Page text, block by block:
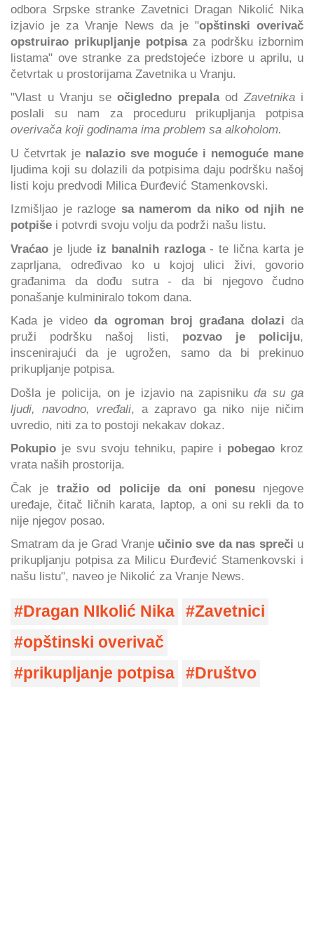
odbora Srpske stranke Zavetnici Dragan Nikolić Nika
izjavio je za Vranje News da je "opštinski overivač
opstruirao prikupljanje potpisa za podršku izbornim
listama" ove stranke za predstojeće izbore u aprilu, u
četvrtak u prostorijama Zavetnika u Vranju.
"Vlast u Vranju se očigledno prepalaod Zavetnika i
poslali su nam za proceduru prikupljanja potpisa
overivača koji godinama ima problem sa alkoholom.
U četvrtak je nalazio sve moguće i nemoguće mane
ljudima koji su dolazili da potpisima daju podršku našoj
listi koju predvodi Milica Đurđević Stamenkovski.
Izmišljao je razloge sa namerom da niko od njih ne
potpiše i potvrdi svoju volju da podrži našu listu.
Vraćao je ljudeiz banalnih razloga- te lična karta je
zaprljana, određivao ko u kojoj ulici živi, govorio
građanima da dođu sutra - da bi njegovo čudno
ponašanje kulminiralo tokom dana.
Kada je videoda ogroman broj građana dolazi da
pruži podršku našoj listi, pozvao je policiju,
inscenirajući da je ugrožen, samo da bi prekinuo
prikupljanje potpisa.
Došla je policija, on je izjavio na zapisniku da su ga
ljudi, navodno, vređali, a zapravo ga niko nije ničim
uvredio, niti za to postoji nekakav dokaz.
Pokupio je svu svoju tehniku, papire i pobegao kroz
vrata naših prostorija.
Čak je tražio od policije da oni ponesunjegove
uređaje, čitač ličnih karata, laptop, a oni su rekli da to
nije njegov posao.
Smatram da je Grad Vranje učinio sve da nas spreči u
prikupljanju potpisa za Milicu Đurđević Stamenkovski i
našu listu", naveo je Nikolić za Vranje News.
Dragan NIkolić Nika
Zavetnici
opštinski overivač
prikupljanje potpisa
Društvo